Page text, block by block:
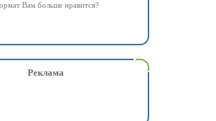
Вам больше нравится?
Реклама